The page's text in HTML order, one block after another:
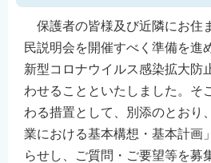
保護者の皆様及び近隣にお住
民説明会を開催すべく準備を進
新型コロナウイルス感染拡大防
わせることといたしました。そ
わる措置として、別添のとおり
業における基本構想・基本計画
らせし、ご質問・ご要望等を